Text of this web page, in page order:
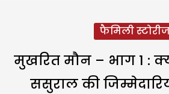
फैमिली स्टोरीज
मुखरित मौन – भाग 1 :
ससुराल की